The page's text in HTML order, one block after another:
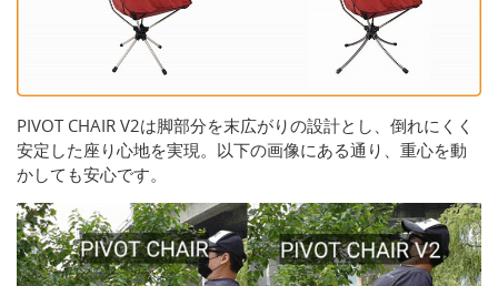
PIVOT CHAIR V2は脚部分を末広がりの設計とし、倒れにくく
安定した座り心地を実現。以下の画像にある通り、重心を動
かしても安心です。